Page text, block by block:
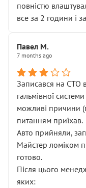
повністю
все за 2 години і
Павел М.
7 months ago
Записався на СТО
гальмівної
можливі причини
питанням приїхав.
Авто прийняли,
Майстер ломіком
готово.
Після цього
яких: